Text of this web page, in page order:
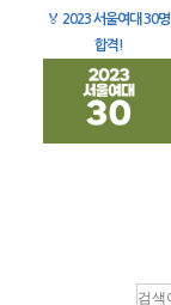
🏅 2023 서울여대 30명
합격!